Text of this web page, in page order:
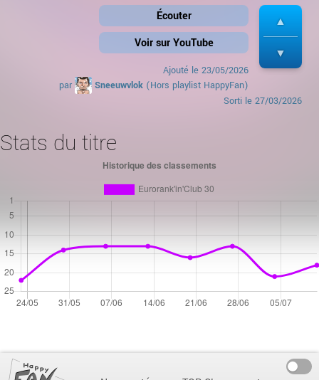
Écouter
Voir sur YouTube
Ajouté le 23/05/2026
par
Sneeuwvlok (Hors playlist HappyFan)
Sorti le 27/03/2026
Stats du titre
On